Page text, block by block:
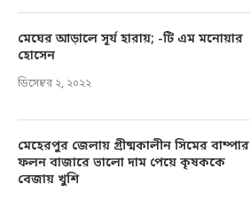
মেঘের আড়ালে সূর্য হারায়; -টি এম মনোয়ার
হোসেন
ডিসেম্বর ২, ২০২২
মেহেরপুর জেলায় গ্রীষ্মকালীন সিমের বাম্পার
ফলন বাজারে ভালো দাম পেয়ে কৃষককে
বেজায় খুশি